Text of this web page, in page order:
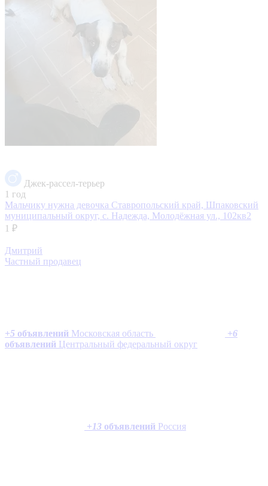
Джек-рассел-терьер
1 год
Мальчику нужна девочка Ставропольский край, Шпаковский
муниципальный округ, с. Надежда, Молодёжная ул., 102кв2
1 ₽
Дмитрий
Частный продавец
+5 объявлений Московская область +6
объявлений Центральный федеральный округ
+13 объявлений Россия